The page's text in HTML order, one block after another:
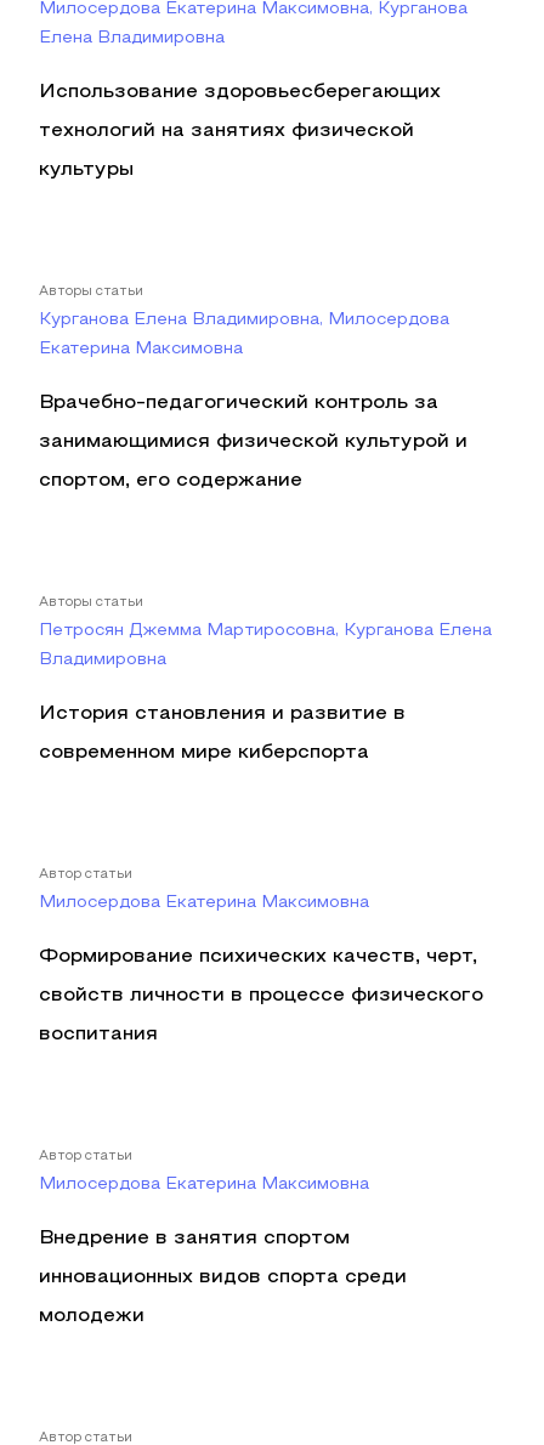
Милосердова Екатерина Максимовна, Курганова
Елена Владимировна
Использование здоровьесберегающих
технологий на занятиях физической
культуры
Авторы статьи
Курганова Елена Владимировна, Милосердова
Екатерина Максимовна
Врачебно-педагогический контроль за
занимающимися физической культурой и
спортом, его содержание
Авторы статьи
Петросян Джемма Мартиросовна, Курганова Елена
Владимировна
История становления и развитие в
современном мире киберспорта
Автор статьи
Милосердова Екатерина Максимовна
Формирование психических качеств, черт,
свойств личности в процессе физического
воспитания
Автор статьи
Милосердова Екатерина Максимовна
Внедрение в занятия спортом
инновационных видов спорта среди
молодежи
Автор статьи